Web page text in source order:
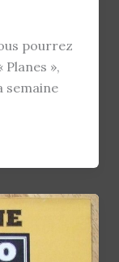
pourrez
»,
semaine